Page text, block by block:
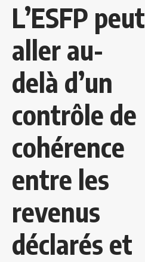
L’ESFP peut
aller au-
delà d’un
contrôle de
cohérence
entre les
revenus
déclarés et